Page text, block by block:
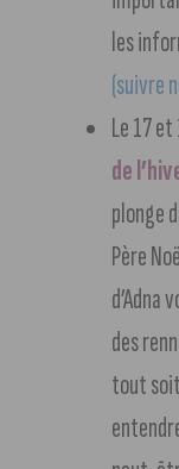
les
(suivre
Le 17
de
plonge
Père
des
tout